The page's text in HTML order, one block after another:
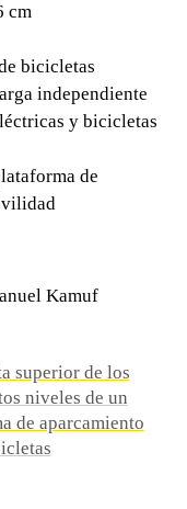
cm
bicicletas
independiente
y bicicletas
de
Kamuf